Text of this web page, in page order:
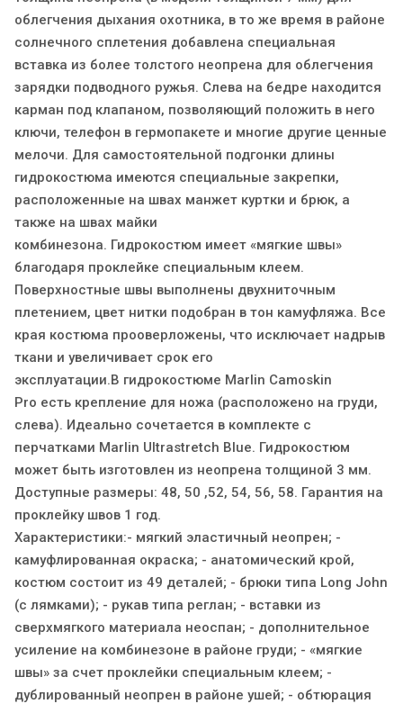
облегчения дыхания охотника, в то же время в районе
солнечного сплетения добавлена специальная
вставка из более толстого неопрена для облегчения
зарядки подводного ружья. Слева на бедре находится
карман под клапаном, позволяющий положить в него
ключи, телефон в гермопакете и многие другие ценные
мелочи. Для самостоятельной подгонки длины
гидрокостюма имеются специальные закрепки,
расположенные на швах манжет куртки и брюк, а
также на швах майки
комбинезона. Гидрокостюм имеет «мягкие швы»
благодаря проклейке специальным клеем.
Поверхностные швы выполнены двухниточным
плетением, цвет нитки подобран в тон камуфляжа. Все
края костюма прооверложены, что исключает надрыв
ткани и увеличивает срок его
эксплуатации.В гидрокостюме Marlin Camoskin
Pro есть крепление для ножа (расположено на груди,
слева). Идеально сочетается в комплекте с
перчатками Marlin Ultrastretch Blue. Гидрокостюм
может быть изготовлен из неопрена толщиной 3 мм.
Доступные размеры: 48, 50 ,52, 54, 56, 58. Гарантия на
проклейку швов 1 год.
Характеристики:- мягкий эластичный неопрен; -
камуфлированная окраска; - анатомический крой,
костюм состоит из 49 деталей; - брюки типа Long John
(с лямками); - рукав типа реглан; - вставки из
сверхмягкого материала неоспан; - дополнительное
усиление на комбинезоне в районе груди; - «мягкие
швы» за счет проклейки специальным клеем; -
дублированный неопрен в районе ушей; - обтюрация